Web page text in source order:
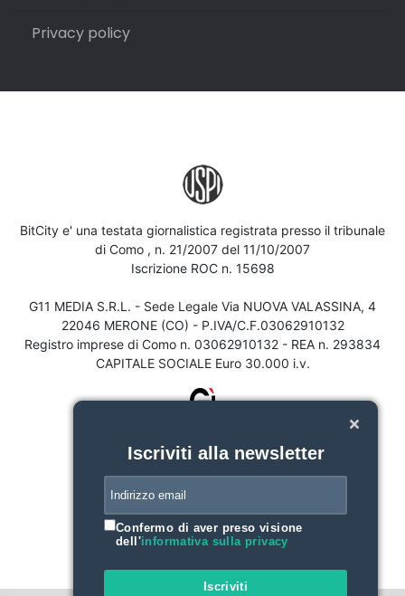
Privacy policy
BitCity e' una testata giornalistica registrata presso il tribunale
di Como , n. 21/2007 del 11/10/2007
Iscrizione ROC n. 15698
G11 MEDIA S.R.L. - Sede Legale Via NUOVA VALASSINA, 4
22046 MERONE (CO) - P.IVA/C.F.03062910132
Registro imprese di Como n. 03062910132 - REA n. 293834
CAPITALE SOCIALE Euro 30.000 i.v.
Iscriviti alla newsletter
Confermo di aver preso visione
dell'informativa sulla privacy
Iscriviti